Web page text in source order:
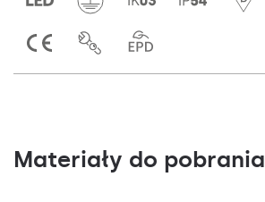
Materiały do pobrania